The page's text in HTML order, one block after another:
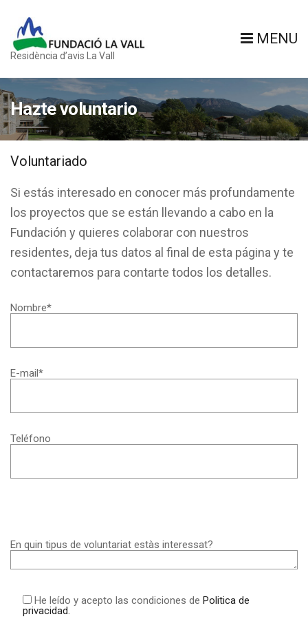
Residència d’avis La Vall
MENU
Hazte voluntario
Voluntariado
Si estás interesado en conocer más profundamente
los proyectos que se están llevando a cabo en la
Fundación y quieres colaborar con nuestros
residentes, deja tus datos al final de esta página y te
contactaremos para contarte todos los detalles.
Nombre*
E-mail*
Teléfono
En quin tipus de voluntariat estàs interessat?
He leído y acepto las condiciones de Politica de
privacidad.